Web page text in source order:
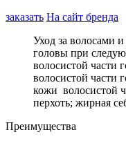
заказать На сайт бренда
Уход за волосами
головы при
волосистой части
волосистой части
кожи волосистой
перхоть; жирная
Преимущества